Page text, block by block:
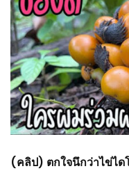
(คลิป) ตกใจนึกว่าไข่ได